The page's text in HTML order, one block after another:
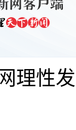
理性